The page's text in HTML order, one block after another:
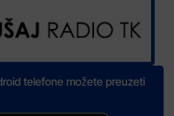
telefone možete preuzeti